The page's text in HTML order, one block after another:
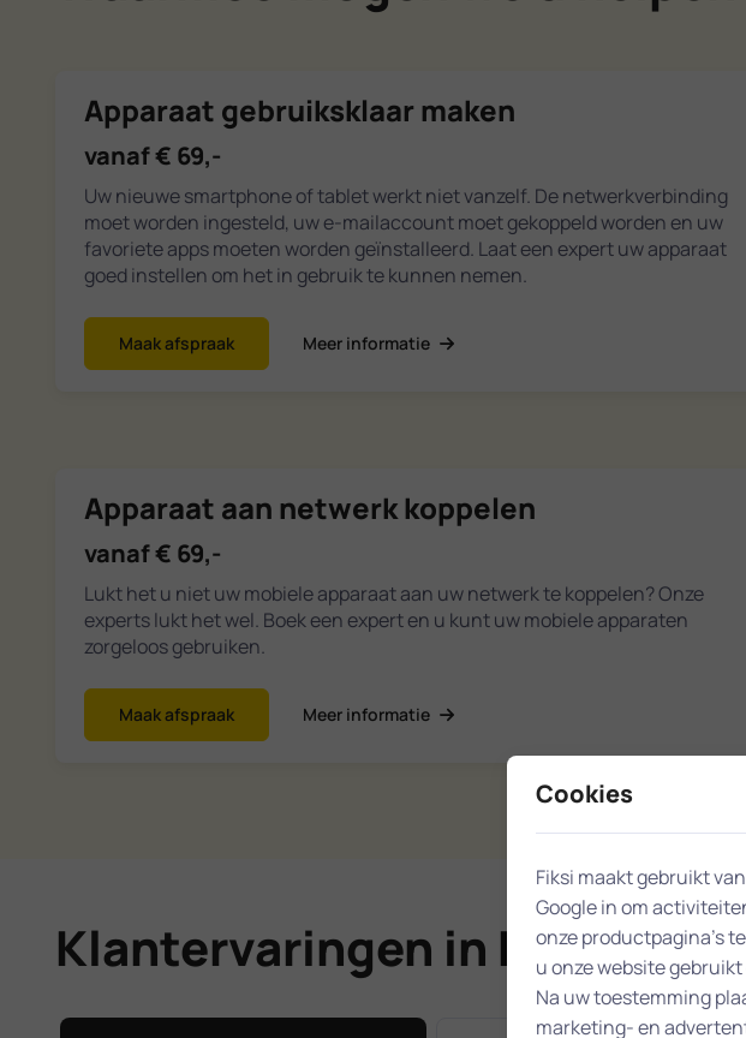
Apparaat gebruiksklaar maken
vanaf € 69,-
Uw nieuwe smartphone of tablet werkt niet vanzelf. De netwerkverbinding
moet worden ingesteld, uw e-mailaccount moet gekoppeld worden en uw
favoriete apps moeten worden geïnstalleerd. Laat een expert uw apparaat
goed instellen om het in gebruik te kunnen nemen.
Maak afspraak Meer informatie
Apparaat aan netwerk koppelen
vanaf € 69,-
Lukt het u niet uw mobiele apparaat aan uw netwerk te koppelen? Onze
experts lukt het wel. Boek een expert en u kunt uw mobiele apparaten
zorgeloos gebruiken.
Maak afspraak Meer informatie
Klantervaringen in Den Haag
Cookies
Fiksi maakt gebruikt
Google in om
onze productpagina’s
u onze website
Na uw toestemming
marketing- en